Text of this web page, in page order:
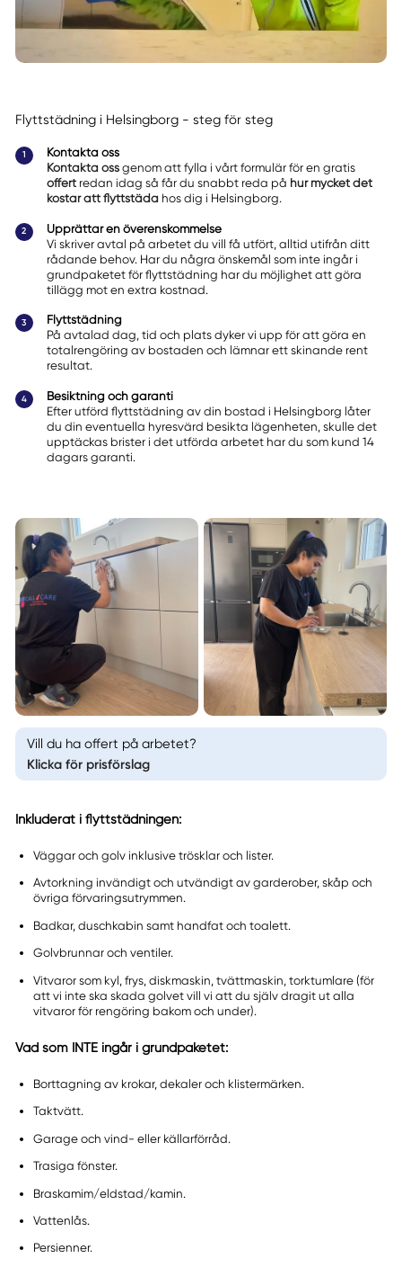
Flyttstädning i Helsingborg - steg för steg
Kontakta oss
Kontakta ossgenom att fylla i vårt formulär för en gratis
offertredan idag så får du snabbt reda på hur mycket det
kostar att flyttstädahos dig i Helsingborg.
Upprättar en överenskommelse
Vi skriver avtal på arbetet du vill få utfört, alltid utifrån ditt
rådande behov. Har du några önskemål som inte ingår i
grundpaketet för flyttstädning har du möjlighet att göra
tillägg mot en extra kostnad.
Flyttstädning
På avtalad dag, tid och plats dyker vi upp för att göra en
totalrengöring av bostaden och lämnar ett skinande rent
resultat.
Besiktning och garanti
Efter utförd flyttstädning av din bostad i Helsingborg låter
du din eventuella hyresvärd besikta lägenheten, skulle det
upptäckas brister i det utförda arbetet har du som kund 14
dagars garanti.
Vill du ha offert på arbetet?
Klicka för prisförslag
Inkluderat i flyttstädningen:
Väggar och golv inklusive trösklar och lister.
Avtorkning invändigt och utvändigt av garderober, skåp och
övriga förvaringsutrymmen.
Badkar, duschkabin samt handfat och toalett.
Golvbrunnar och ventiler.
Vitvaror som kyl, frys, diskmaskin, tvättmaskin, torktumlare (för
att vi inte ska skada golvet vill vi att du själv dragit ut alla
vitvaror för rengöring bakom och under).
Vad som INTE ingår i grundpaketet:
Borttagning av krokar, dekaler och klistermärken.
Taktvätt.
Garage och vind- eller källarförråd.
Trasiga fönster.
Braskamim/eldstad/kamin.
Vattenlås.
Persienner.